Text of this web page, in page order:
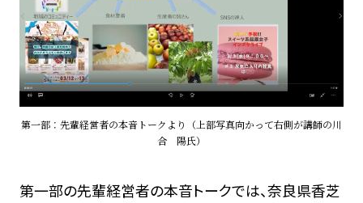
第一部：先輩経営者の本音トークより（上部写真向かって右側が講師の川
合 陽氏）
第一部の先輩経営者の本音トークでは、奈良県香芝